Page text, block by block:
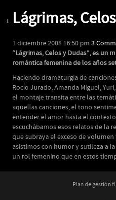
Lágrimas,
1 diciembre 2008 16:50 pm 3
“Lágrimas, Celos y Dudas”, es un
romántica femenina de los años
Haciendo dramaturgia de
Rocío Jurado, Amanda Miguel,
el montaje transita entre las
aquellas canciones, el tono
entender el amor hasta el
escuchábamos esos relatos de la
que subraya el exceso de
asistimos con humor y sutileza a
un rol femenino que en estos
Plan de gestión